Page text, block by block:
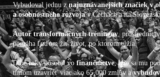
Vybudoval jednu znajuznávanejších značiek v
a osobnostného rozvojav Čechách a na
Autor transformačných tréningov,
pomáha ľuďom žiť život, po ktorom túžia.
Dlhé roky pôsobil vo finančníctve, kde sa mu
tímom uzavrieť viac ako 65 000 zmlúv a